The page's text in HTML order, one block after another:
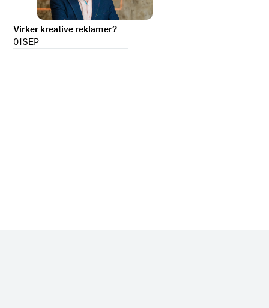
Virker kreative reklamer?
01SEP